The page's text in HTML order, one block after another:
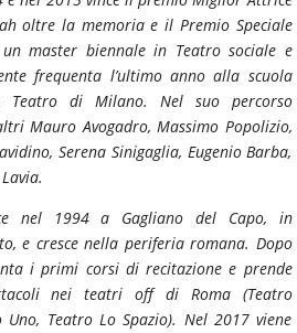
oltre la memoriae il Premio Speciale
master biennale in Teatro sociale e
frequenta l’ultimo anno alla scuola
Teatro di Milano. Nel suo percorso
Mauro Avogadro, Massimo Popolizio,
Serena Sinigaglia, Eugenio Barba,
nel 1994 a Gagliano del Capo, in
e cresce nella periferia romana. Dopo
i primi corsi di recitazione e prende
nei teatri off di Roma (Teatro
Uno, Teatro Lo Spazio). Nel 2017 viene